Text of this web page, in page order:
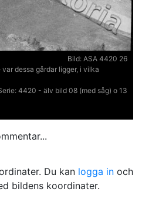
Bild: ASA 4420 26
dessa gårdar ligger, i vilka
4420 - älv bild 08 (med såg) o 13
Du kan logga in och
bildens koordinater.